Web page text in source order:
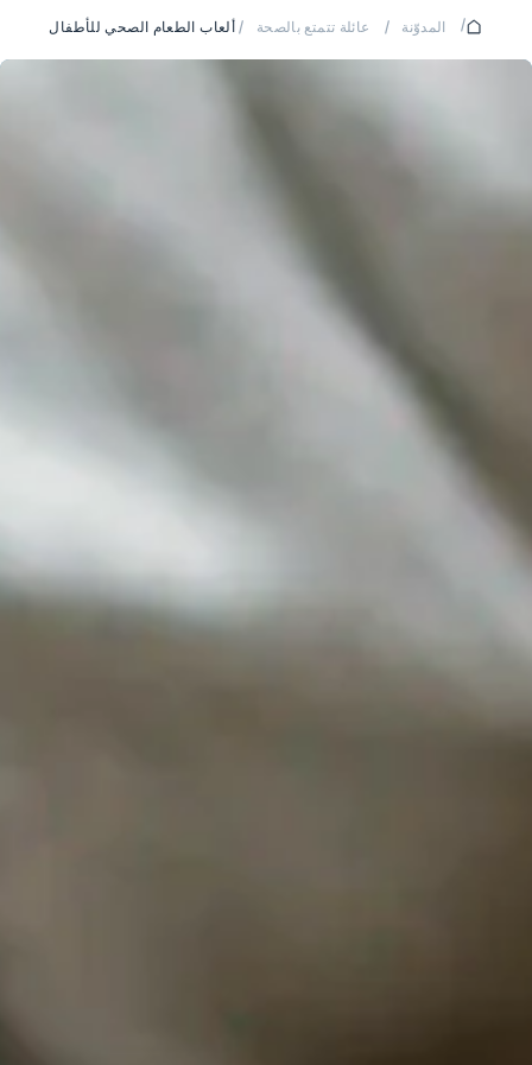
/ المدوّنة / عائلة تتمتع بالصحة / ألعاب الطعام الصحي للأطفال